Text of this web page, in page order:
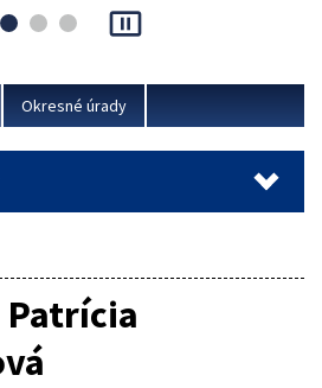
a Ministerstva vnútra SR.
pause_presentation
Okresné úrady
Patrícia